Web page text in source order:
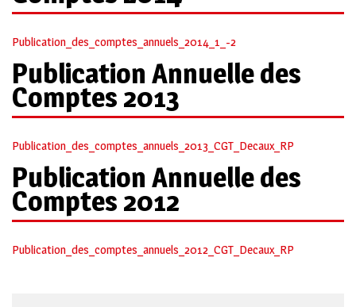
Publication_des_comptes_annuels_2014_1_-2
Publication Annuelle des
Comptes 2013
Publication_des_comptes_annuels_2013_CGT_Decaux_RP
Publication Annuelle des
Comptes 2012
Publication_des_comptes_annuels_2012_CGT_Decaux_RP